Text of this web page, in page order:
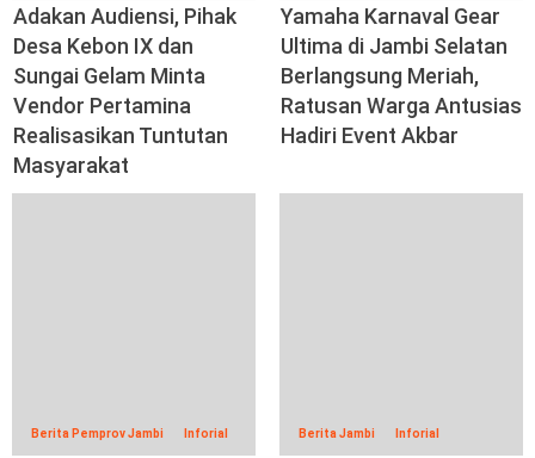
Adakan Audiensi, Pihak
Desa Kebon IX dan
Sungai Gelam Minta
Vendor Pertamina
Realisasikan Tuntutan
Masyarakat
Yamaha Karnaval Gear
Ultima di Jambi Selatan
Berlangsung Meriah,
Ratusan Warga Antusias
Hadiri Event Akbar
Berita Pemprov Jambi Inforial Berita Jambi Inforial